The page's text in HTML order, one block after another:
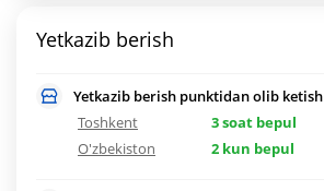
Yetkazib berish
Yetkazib berish punktidan olib ketish
Toshkent
3 soat bepul
O'zbekiston
2 kun bepul